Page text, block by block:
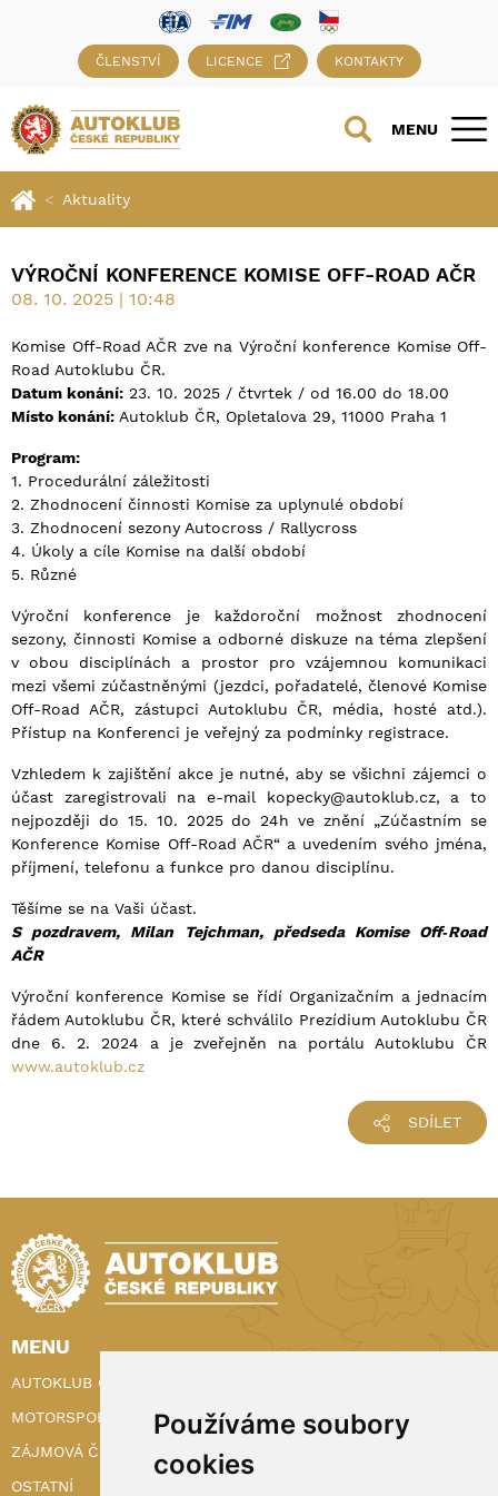
Používáme soubory
cookies
ČLENSTVÍ LICENCE KONTAKTY
MENU
Aktuality
VÝROČNÍ KONFERENCE KOMISE OFF-ROAD AČR
08. 10. 2025 | 10:48
Komise Off-Road AČR zve na Výroční konference Komise Off-
Road Autoklubu ČR.
Datum konání: 23. 10. 2025 / čtvrtek / od 16.00 do 18.00
Místo konání: Autoklub ČR, Opletalova 29, 11000 Praha 1
Program:
1. Procedurální záležitosti
2. Zhodnocení činnosti Komise za uplynulé období
3. Zhodnocení sezony Autocross / Rallycross
4. Úkoly a cíle Komise na další období
5. Různé
Výroční konference je každoroční možnost zhodnocení
sezony, činnosti Komise a odborné diskuze na téma zlepšení
v obou disciplínách a prostor pro vzájemnou komunikaci
mezi všemi zúčastněnými (jezdci, pořadatelé, členové Komise
Off-Road AČR, zástupci Autoklubu ČR, média, hosté atd.).
Přístup na Konferenci je veřejný za podmínky registrace.
Vzhledem k zajištění akce je nutné, aby se všichni zájemci o
účast zaregistrovali na e-mail kopecky@autoklub.cz, a to
nejpozději do 15. 10. 2025 do 24h ve znění „Zúčastním se
Konference Komise Off-Road AČR“ a uvedením svého jména,
příjmení, telefonu a funkce pro danou disciplínu.
Těšíme se na Vaši účast.
S pozdravem, Milan Tejchman, předseda Komise Off‐Road
AČR
Výroční konference Komise se řídí Organizačním a jednacím
řádem Autoklubu ČR, které schválilo Prezídium Autoklubu ČR
dne 6. 2. 2024 a je zveřejněn na portálu Autoklubu ČR
www.autoklub.cz
SDÍLET
MENU
AUTOKLUB ČR
MOTORSPORT
ZÁJMOVÁ ČINNOST
OSTATNÍ